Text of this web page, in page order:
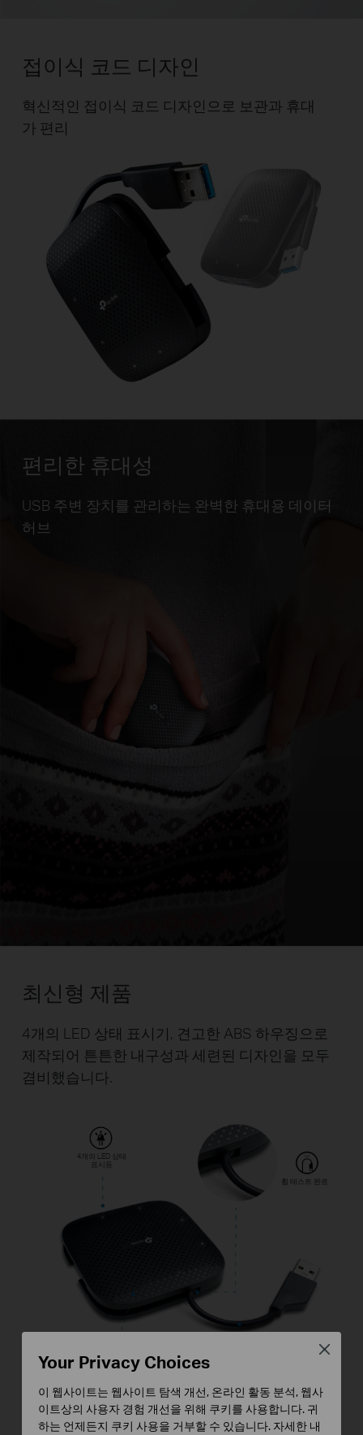
접이식 코드 디자인
혁신적인 접이식 코드 디자인으로 보관과 휴대
가 편리
편리한 휴대성
USB 주변 장치를 관리하는 완벽한 휴대용 데이터
허브
최신형 제품
4개의 LED 상태 표시기, 견고한 ABS 하우징으로
제작되어 튼튼한 내구성과 세련된 디자인을 모두
겸비했습니다.
4개의 LED 상태
표시등
휨 테스트 완료
견고한 ABS 하우
징
강화 PVC 자켓
Your Privacy Choices
이 웹사이트는 웹사이트 탐색 개선, 온라인 활동 분석, 웹사
이트상의 사용자 경험 개선을 위해 쿠키를 사용합니다. 귀
하는 언제든지 쿠키 사용을 거부할 수 있습니다. 자세한 내
Close